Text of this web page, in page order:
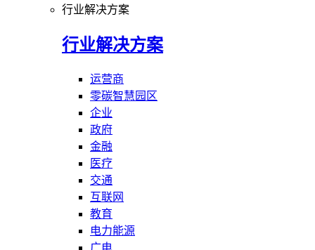
行业解决方案
行业解决方案
运营商
零碳智慧园区
企业
政府
金融
医疗
交通
互联网
教育
电力能源
广电